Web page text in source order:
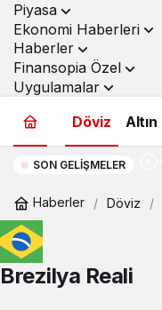
Piyasa
Ekonomi Haberleri
Haberler
Finansopia Özel
Uygulamalar
Döviz
Altın
SON GELIŞMELER
Haberler Döviz
Brezilya Reali